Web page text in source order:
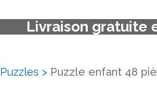
Livraison gratuite
Puzzles > Puzzle enfant 48